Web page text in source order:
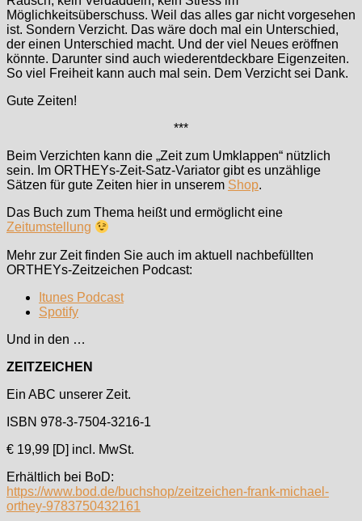
Möglichkeitsüberschuss. Weil das alles gar nicht vorgesehen
ist. Sondern Verzicht. Das wäre doch mal ein Unterschied,
der einen Unterschied macht. Und der viel Neues eröffnen
könnte. Darunter sind auch wiederentdeckbare Eigenzeiten.
So viel Freiheit kann auch mal sein. Dem Verzicht sei Dank.
Gute Zeiten!
***
Beim Verzichten kann die „Zeit zum Umklappen“ nützlich
sein. Im ORTHEYs-Zeit-Satz-Variator gibt es unzählige
Sätzen für gute Zeiten hier in unserem Shop.
Das Buch zum Thema heißt und ermöglicht eine
Zeitumstellung
Mehr zur Zeit finden Sie auch im aktuell nachbefüllten
ORTHEYs-Zeitzeichen Podcast:
Itunes Podcast
Spotify
Und in den …
ZEITZEICHEN
Ein ABC unserer Zeit.
ISBN 978-3-7504-3216-1
€ 19,99 [D] incl. MwSt.
Erhältlich bei BoD:
https://www.bod.de/buchshop/zeitzeichen-frank-michael-
orthey-9783750432161